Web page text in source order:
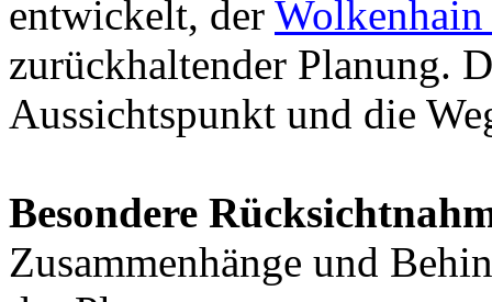
entwickelt, der
zurückhaltender Planung.
Aussichtspunkt und die
Besondere
Zusammenhänge und